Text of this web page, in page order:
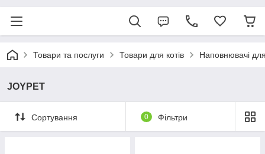
Товари та послуги Товари для котів Наповнювачі
JOYPET
Сортування 0 Фільтри